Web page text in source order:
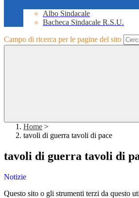
Albo Sindacale
Bacheca Sindacale R.S.U.
Campo di ricerca per le pagine del sito
Home >
tavoli di guerra tavoli di pace
tavoli di guerra tavoli di
Notizie
Questo sito o gli strumenti terzi da questo